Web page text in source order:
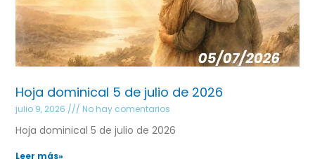
Hoja dominical 5 de julio de 2026
julio 9, 2026 No hay comentarios
Hoja dominical 5 de julio de 2026
Leer más»